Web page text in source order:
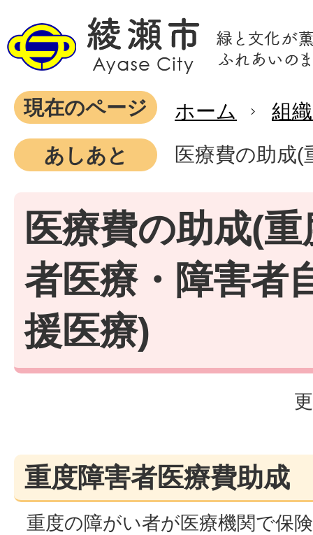
現在のページ ホーム
組
あしあと
医療費の助成(
医療費の助成(
者医療・障害者
援医療)
重度障害者医療費助成
重度の障がい者が医療機関で保